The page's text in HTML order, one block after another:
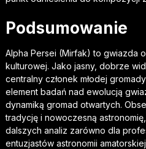
Podsumowanie
Alpha Persei (Mirfak) to gwiazda
kulturowej. Jako jasny, dobrze
centralny członek młodej
element badań nad ewolucją
dynamiką gromad otwartych.
tradycję i nowoczesną
dalszych analiz zarówno dla
entuzjastów astronomii